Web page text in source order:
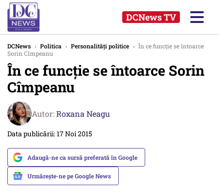
DCNews TV
DCNews › Politica › Personalități politice › În ce funcție se întoarce
Sorin Cîmpeanu
În ce funcție se întoarce Sorin
Cîmpeanu
Autor:Roxana Neagu
Data publicării: 17 Noi 2015
Adaugă-ne ca sursă preferată în Google
Urmărește-ne pe Google News